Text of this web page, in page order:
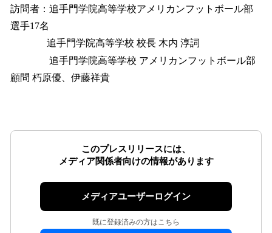
訪問者：追手門学院高等学校アメリカンフットボール部
選手17名
追手門学院高等学校 校長 木内 淳詞
追手門学院高等学校 アメリカンフットボール部
顧問 朽原優、伊藤祥貴
このプレスリリースには、
メディア関係者向けの情報があります
メディアユーザーログイン
既に登録済みの方はこちら